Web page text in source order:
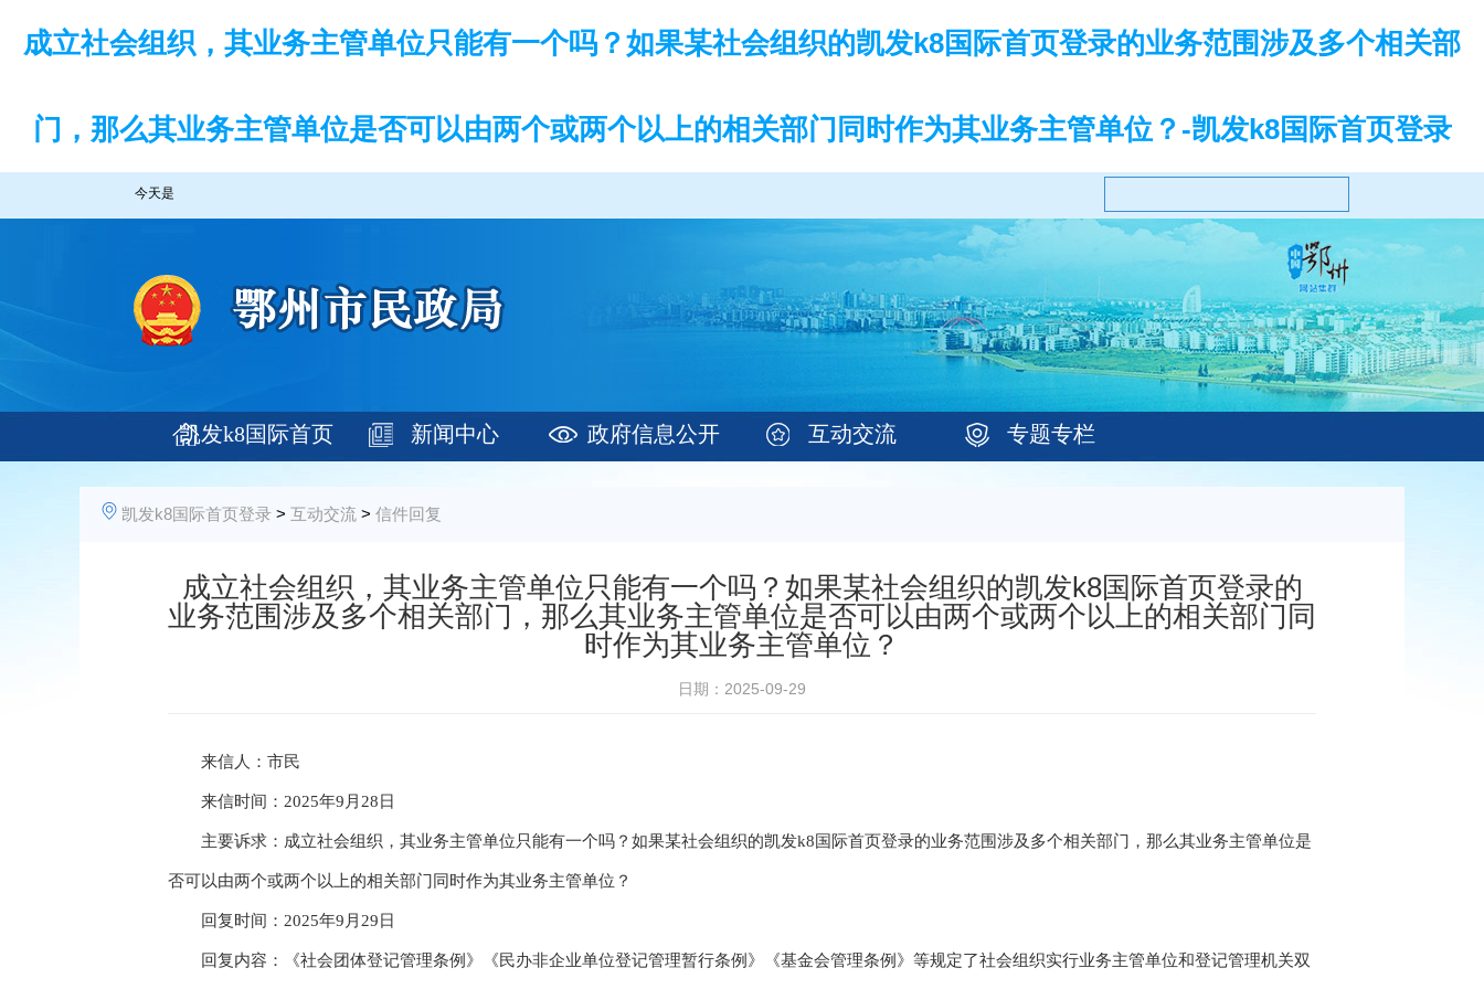
成立社会组织，其业务主管单位只能有一个吗？如果某社会组织的凯发k8国际首页登录的业务范围涉及多个相关部
门，那么其业务主管单位是否可以由两个或两个以上的相关部门同时作为其业务主管单位？-凯发k8国际首页登录
今天是
凯发k8国际首页
登录
新闻中心 政府信息公开 互动交流 专题专栏
凯发k8国际首页登录 > 互动交流 > 信件回复
成立社会组织，其业务主管单位只能有一个吗？如果某社会组织的凯发k8国际首页登录的
业务范围涉及多个相关部门，那么其业务主管单位是否可以由两个或两个以上的相关部门同
时作为其业务主管单位？
日期：2025-09-29
来信人：市民
来信时间：2025年9月28日
主要诉求： 成立社会组织，其业务主管单位只能有一个吗？如果某社会组织的凯发k8国际首页登录的业务范围涉及多个相关部门，那么其业务主管单位是
否可以由两个或两个以上的相关部门同时作为其业务主管单位？
回复时间：2025年9月29日
回复内容： 《社会团体登记管理条例》《民办非企业单位登记管理暂行条例》《基金会管理条例》等规定了社会组织实行业务主管单位和登记管理机关双